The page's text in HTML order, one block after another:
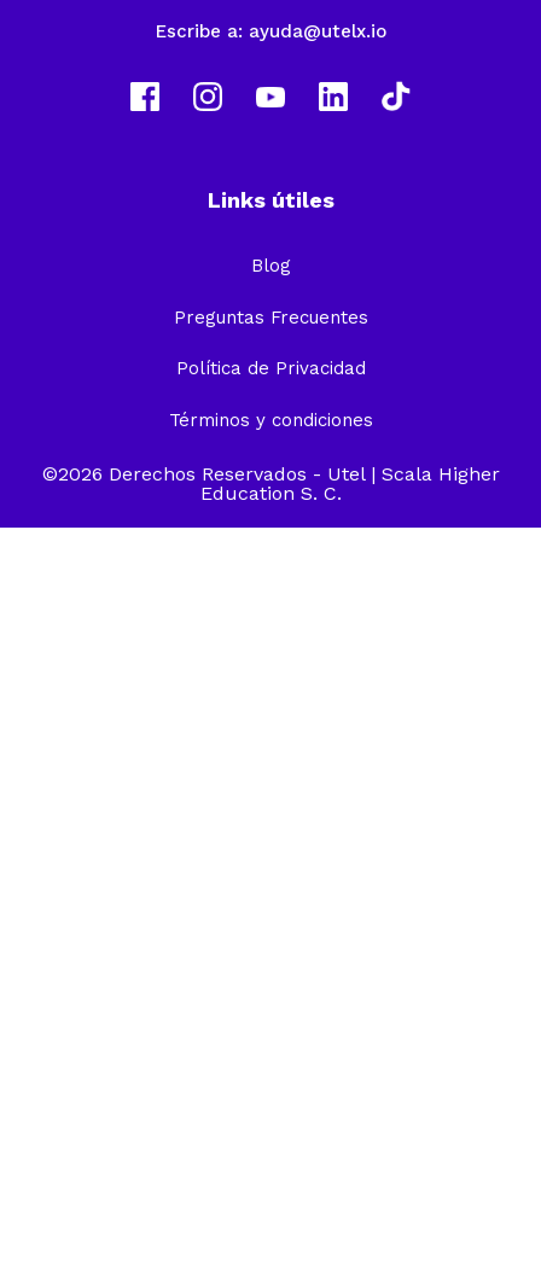
Escribe a: ayuda@utelx.io
Links útiles
Blog
Preguntas Frecuentes
Política de Privacidad
Términos y condiciones
©2026 Derechos Reservados - Utel| Scala Higher
Education S. C.